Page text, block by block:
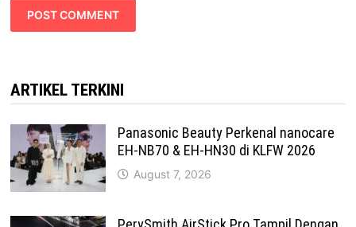
ARTIKEL TERKINI
Panasonic Beauty Perkenal nanocare
EH-NB70 & EH-HN30 di KLFW 2026
August 7, 2026